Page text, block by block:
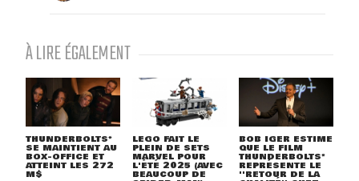
À LIRE ÉGALEMENT
THUNDERBOLTS*
SE MAINTIENT AU
BOX-OFFICE ET
ATTEINT LES 272
M$
LEGO FAIT LE
PLEIN DE SETS
MARVEL POUR
L'ÉTÉ 2025 (AVEC
BEAUCOUP DE
BOB IGER ESTIME
QUE LE FILM
THUNDERBOLTS*
REPRÉSENTE LE
''RETOUR DE LA